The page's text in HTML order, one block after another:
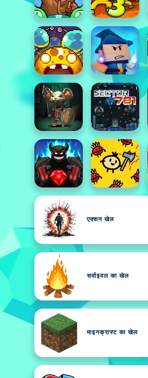
एक्शन खेल
सर्वाइवल का खेल
माइनक्राफ्ट का खेल